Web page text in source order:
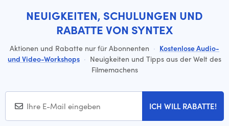
NEUIGKEITEN, SCHULUNGEN UND
RABATTE VON SYNTEX
Aktionen und Rabatte nur für Abonnenten · Kostenlose Audio-
und Video-Workshops · Neuigkeiten und Tipps aus der Welt des
Filmemachens
ICH WILL RABATTE!